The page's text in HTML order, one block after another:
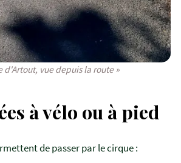
d'Artout, vue depuis la route »
à vélo ou à pied
de passer par le cirque :